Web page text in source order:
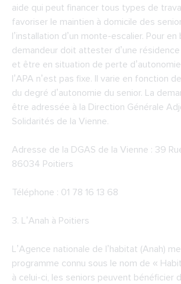
aide qui peut financer tous types de
favoriser le maintien à domicile des
l’installation d’un monte-escalier. Pour en
demandeur doit attester d’une
et être en situation de perte
l’APA n’est pas fixe. Il varie en fonction
du degré d’autonomie du senior. La
être adressée à la Direction Générale
Solidarités de la Vienne.
Adresse de la DGAS de la Vienne : 39
86034 Poitiers
Téléphone : 01 78 16 13 68
3. L’Anah à Poitiers
L’Agence nationale de l’habitat (Anah)
programme connu sous le nom de «
à celui-ci, les seniors peuvent bénéficier